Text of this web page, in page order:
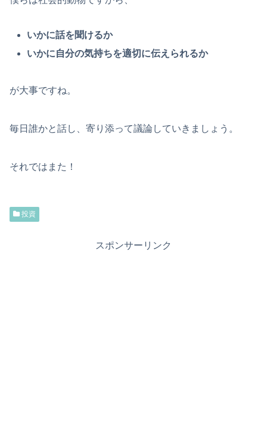
いかに話を聞けるか
いかに自分の気持ちを適切に伝えられるか
が大事ですね。
毎日誰かと話し、寄り添って議論していきましょう。
それではまた！
投資
スポンサーリンク